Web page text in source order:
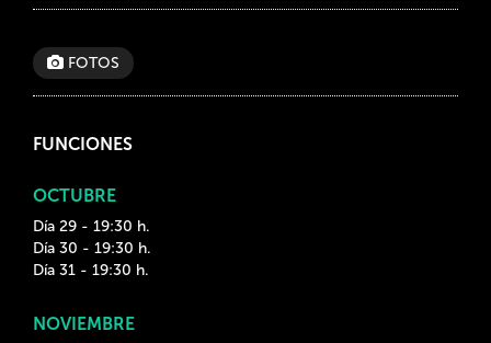
FOTOS
FUNCIONES
OCTUBRE
Día 29 - 19:30 h.
Día 30 - 19:30 h.
Día 31 - 19:30 h.
NOVIEMBRE